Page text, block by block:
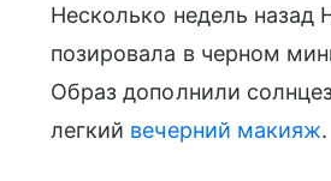
Несколько недель назад
позировала в черном
Образ дополнили
легкий вечерний макияж.